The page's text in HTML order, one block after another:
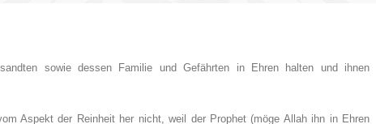
sowie dessen Familie und Gefährten in Ehren halten und ihnen
Aspekt der Reinheit her nicht, weil der Prophet (möge Allah ihn in Ehren